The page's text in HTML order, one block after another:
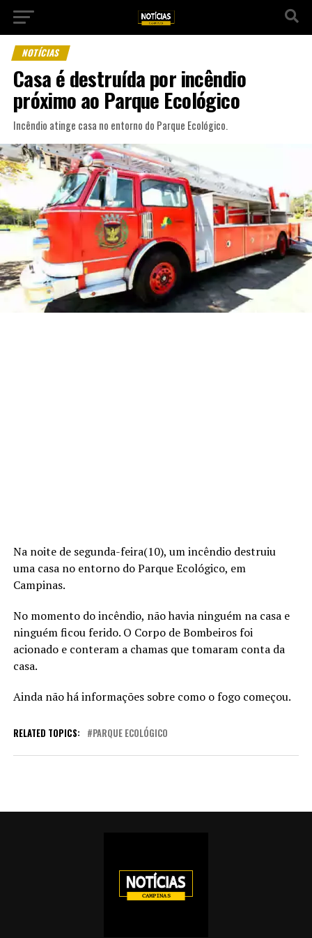
NOTÍCIAS
Casa é destruída por incêndio
próximo ao Parque Ecológico
Incêndio atinge casa no entorno do Parque Ecológico.
Na noite de segunda-feira(10), um incêndio destruiu
uma casa no entorno do Parque Ecológico, em
Campinas.
No momento do incêndio, não havia ninguém na casa e
ninguém ficou ferido. O Corpo de Bombeiros foi
acionado e conteram a chamas que tomaram conta da
casa.
Ainda não há informações sobre como o fogo começou.
RELATED TOPICS: PARQUE ECOLÓGICO